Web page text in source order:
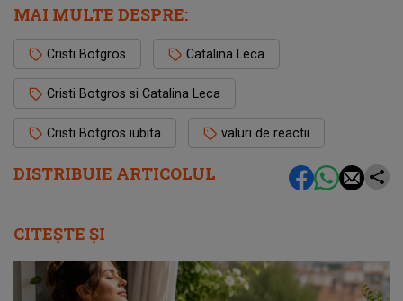
DISTRIBUIE ARTICOLUL
MAI MULTE DESPRE:
Cristi Botgros Catalina Leca
Cristi Botgros si Catalina Leca
Cristi Botgros iubita valuri de reactii
CITEȘTE ȘI